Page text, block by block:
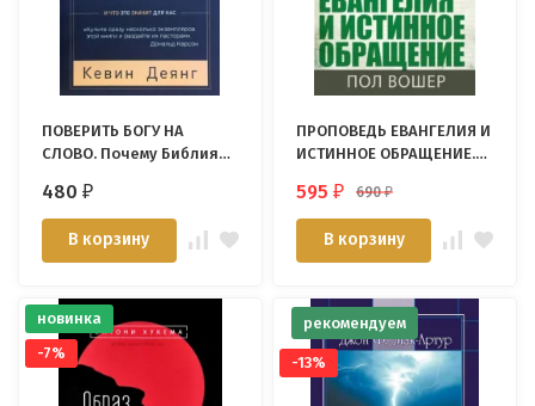
ПОВЕРИТЬ БОГУ НА
СЛОВО. Почему Библия
и достаточна, и что это
значит для нас. Кевин
Деянг
480₽
В корзину
ПРОПОВЕДЬ ЕВАНГЕЛИЯ И
ИСТИННОЕ ОБРАЩЕНИЕ.
595₽ 690₽
В корзину
новинка
-7%
рекомендуем
-13%